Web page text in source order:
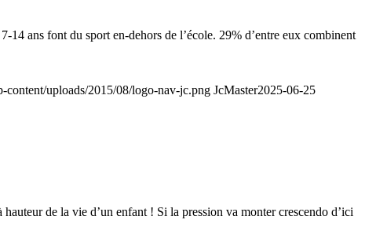
ans font du sport en-dehors de l’école. 29% d’entre eux combinent
uploads/2015/08/logo-nav-jc.png JcMaster2025-06-25
de la vie d’un enfant ! Si la pression va monter crescendo d’ici